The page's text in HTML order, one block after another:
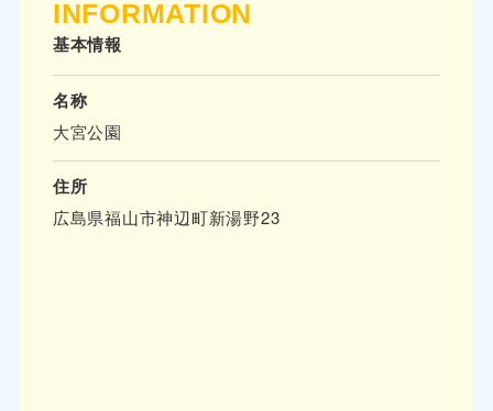
INFORMATION
基本情報
名称
大宮公園
住所
広島県福山市神辺町新湯野23